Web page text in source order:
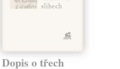
Dopis o třech